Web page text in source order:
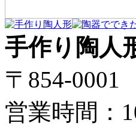
手作り陶人
〒854-
営業時間：